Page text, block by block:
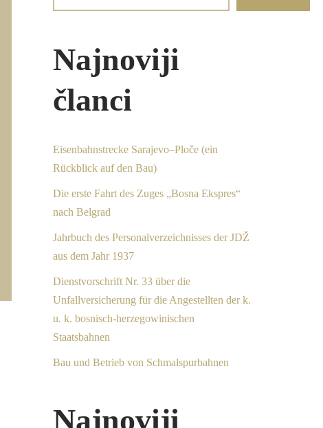
Najnoviji
članci
Eisenbahnstrecke Sarajevo–Ploče (ein
Rückblick auf den Bau)
Die erste Fahrt des Zuges „Bosna Ekspres“
nach Belgrad
Jahrbuch des Personalverzeichnisses der JDŽ
aus dem Jahr 1937
Dienstvorschrift Nr. 33 über die
Unfallversicherung für die Angestellten der k.
u. k. bosnisch-herzegowinischen
Staatsbahnen
Bau und Betrieb von Schmalspurbahnen
Najnoviji